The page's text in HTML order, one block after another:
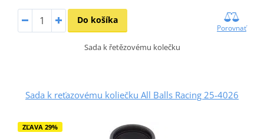
Do košíka
Porovnať
Sada k řetězovému kolečku
Sada k reťazovému koliečku All Balls Racing 25-4026
ZĽAVA 29%